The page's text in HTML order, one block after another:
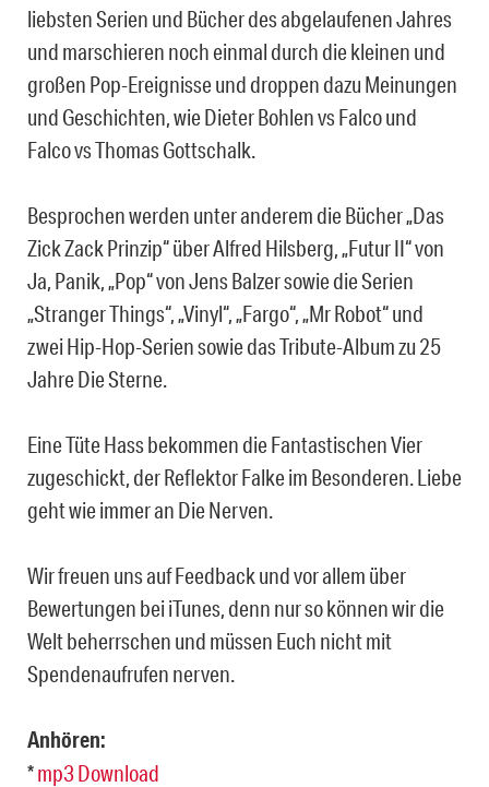
liebsten Serien und Bücher des abgelaufenen Jahres
und marschieren noch einmal durch die kleinen und
großen Pop-Ereignisse und droppen dazu Meinungen
und Geschichten, wie Dieter Bohlen vs Falco und
Falco vs Thomas Gottschalk.
Besprochen werden unter anderem die Bücher „Das
Zick Zack Prinzip“ über Alfred Hilsberg, „Futur II“ von
Ja, Panik, „Pop“ von Jens Balzer sowie die Serien
„Stranger Things“, „Vinyl“, „Fargo“, „Mr Robot“ und
zwei Hip-Hop-Serien sowie das Tribute-Album zu 25
Jahre Die Sterne.
Eine Tüte Hass bekommen die Fantastischen Vier
zugeschickt, der Reflektor Falke im Besonderen. Liebe
geht wie immer an Die Nerven.
Wir freuen uns auf Feedback und vor allem über
Bewertungen bei iTunes, denn nur so können wir die
Welt beherrschen und müssen Euch nicht mit
Spendenaufrufen nerven.
Anhören:
*mp3 Download